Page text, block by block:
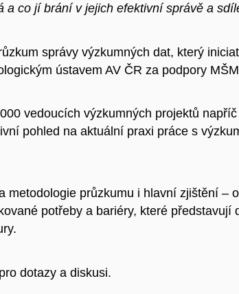
a co jí brání v jejich efektivní správě a
správy výzkumných dat, který
ústavem AV ČR za podpory
vedoucích výzkumných projektů
pohled na aktuální praxi práce s
metodologie průzkumu i hlavní zjištění –
potřeby a bariéry, které představují
dotazy a diskusi.